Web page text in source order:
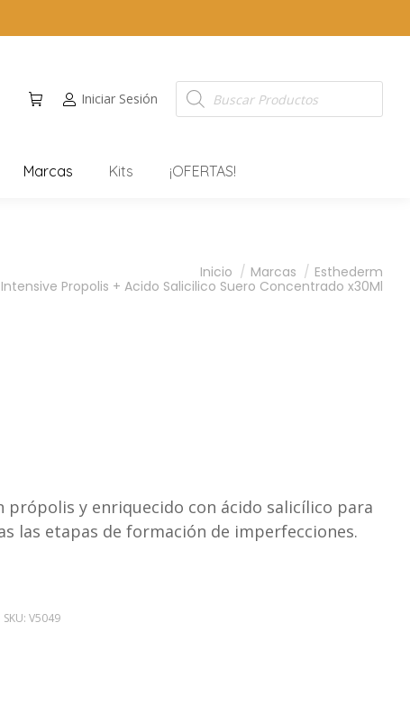
Iniciar Sesión
Marcas Kits ¡OFERTAS!
Inicio Marcas
Esthederm
Propolis + Acido Salicilico Suero Concentrado x30Ml
y enriquecido con ácido salicílico para
las etapas de formación de imperfecciones.
SKU: V5049